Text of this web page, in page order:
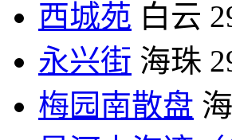
西城苑 白云
永兴街 海珠
梅园南散盘